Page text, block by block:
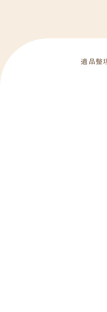
遺品整